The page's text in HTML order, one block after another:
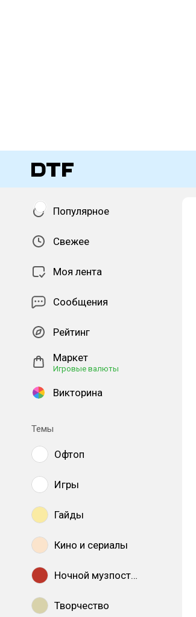
Популярное
Свежее
Моя лента
Сообщения
Рейтинг
Маркет
Игровые валюты
Викторина
Темы
Офтоп
Игры
Гайды
Кино и сериалы
Ночной музпостинг
Творчество